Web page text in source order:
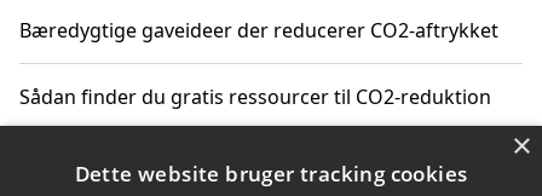
Bæredygtige gaveideer der reducerer CO2-aftrykket
Sådan finder du gratis ressourcer til CO2-reduktion
Hvordan gadgets til hjemmet kan reducere CO2-udslip ×
Dette website bruger tracking cookies